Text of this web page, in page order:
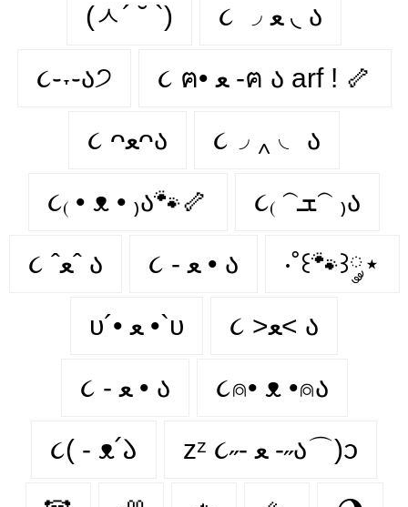
(ㅅ´ ˘ `) ૮ ◞ ﻌ ◟ ა
૮֊˕֊ა੭ ૮ ฅ• ﻌ -ฅ ა arf ! 🦴
૮ ᴖﻌᴖა ૮◞ ‸ ◟ ა
૮₍ • ᴥ • ₎ა🐾🦴 ૮₍ 𝁽ܫ𝁽 ₎ა
૮ ˆﻌˆ ა ૮ - ﻌ • ა⁩ ‧˚꒰🐾꒱༘⋆
υ´• ﻌ •`υ ૮ >ﻌ< ა
૮ - ﻌ • ა ૮⍝• ᴥ •⍝ა
૮( - ᴥ՛𑁬 zᶻ ૮˶- ﻌ -˶ა⌒)ᦱ